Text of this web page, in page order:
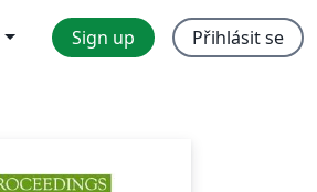
Sign up Přihlásit se